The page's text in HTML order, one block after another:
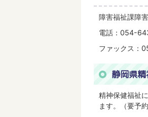
障害福祉課障
電話：054-
ファックス：
静岡県
精神保健福祉
ます。（要予約